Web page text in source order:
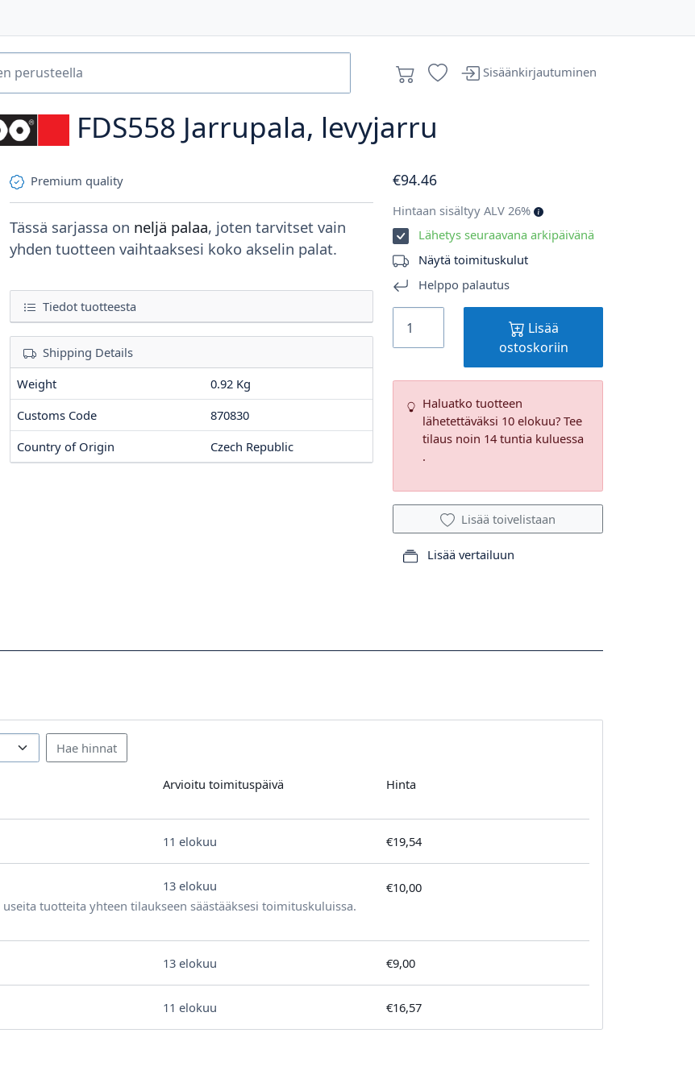
Sisäänkirjautuminen
FDS558 Jarrupala, levyjarru
Premium quality
Tässä sarjassa on neljä palaa, joten tarvitset vain
yhden tuotteen vaihtaaksesi koko akselin palat.
Tiedot tuotteesta
Shipping Details
Weight
0.92 Kg
Customs Code
870830
Country of Origin
Czech Republic
€94.46
Hintaan sisältyy ALV 26%
Lähetys seuraavana arkipäivänä
Näytä toimituskulut
Helppo palautus
Lisää
ostoskoriin
Haluatko tuotteen
lähetettäväksi 10 elokuu? Tee
tilaus noin 14 tuntia kuluessa
.
Lisää toivelistaan
Lisää vertailuun
Arvioitu toimituspäivä Hinta
11 elokuu €19,54
13 elokuu €10,00
tuotteita yhteen tilaukseen säästääksesi toimituskuluissa.
13 elokuu €9,00
11 elokuu €16,57